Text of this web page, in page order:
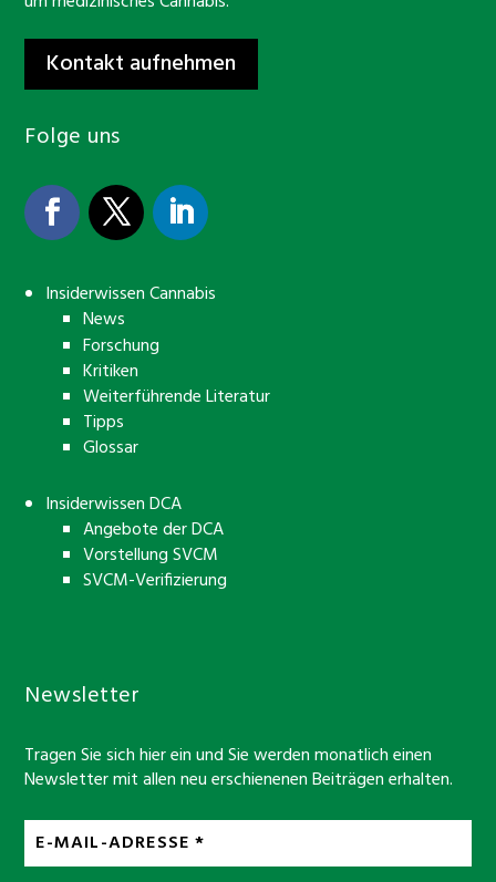
Kontakt aufnehmen
Folge uns
Insiderwissen Cannabis
News
Forschung
Kritiken
Weiterführende Literatur
Tipps
Glossar
Insiderwissen DCA
Angebote der DCA
Vorstellung SVCM
SVCM-Verifizierung
Newsletter
Tragen Sie sich hier ein und Sie werden monatlich einen
Newsletter mit allen neu erschienenen Beiträgen erhalten.